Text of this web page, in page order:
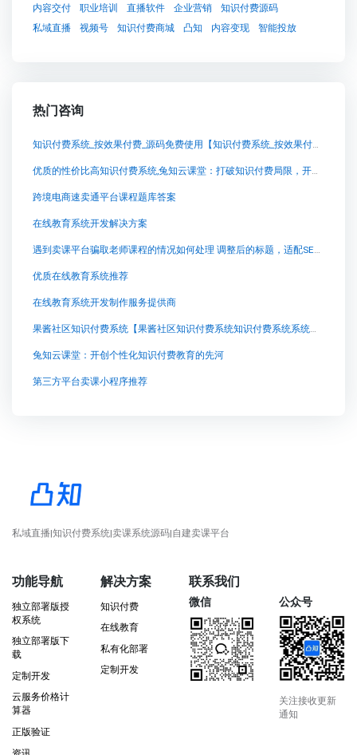
内容交付
职业培训 直播软件 企业营销
知识付费源码
私域直播
视频号 知识付费商城 凸知 内容变现 智能投放
热门咨询
知识付费系统_按效果付费_源码免费使用【知识付费系统_按效果付费_源码免费使用知识付费系统系统怎么制作，知识付费系统搭建使用教程】
优质的性价比高知识付费系统,兔知云课堂：打破知识付费局限，开启自主部署新纪元
跨境电商速卖通平台课程题库答案
在线教育系统开发解决方案
遇到卖课平台骗取老师课程的情况如何处理 调整后的标题，适配SEO搜索，并保持原意不变：“应对卖
优质在线教育系统推荐
在线教育系统开发制作服务提供商
果酱社区知识付费系统【果酱社区知识付费系统知识付费系统系统怎么制作，知识付费系统搭建使用教程】
兔知云课堂：开创个性化知识付费教育的先河
第三方平台卖课小程序推荐
私域直播|知识付费系统|卖课系统源码|自建卖课平台
功能导航
独立部署版授
权系统
独立部署版下
载
定制开发
云服务价格计
算器
正版验证
解决方案
知识付费
在线教育
私有化部署
定制开发
联系我们
微信 公众号
关注接收更新
通知